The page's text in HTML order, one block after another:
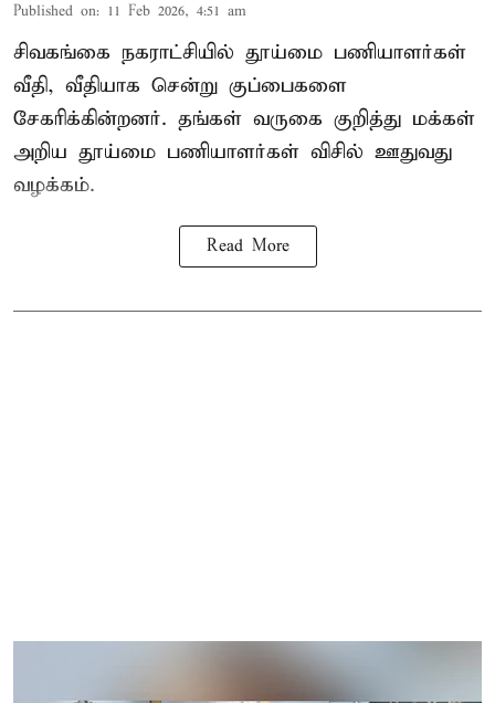
Published on: 11 Feb 2026, 4:51 am
சிவகங்கை நகராட்சியில் தூய்மை பணியாளர்கள்
வீதி, வீதியாக சென்று குப்பைகளை
சேகரிக்கின்றனர். தங்கள் வருகை குறித்து மக்கள்
அறிய தூய்மை பணியாளர்கள் விசில் ஊதுவது
வழக்கம்.
Read More